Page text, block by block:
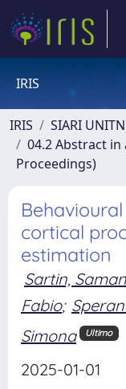
IRIS
IRIS SIARI UNITN
04.2 Abstract
Proceedings)
cortical
estimation
Sartin,
Fabio;
Simona
Ultimo
2025-01-01